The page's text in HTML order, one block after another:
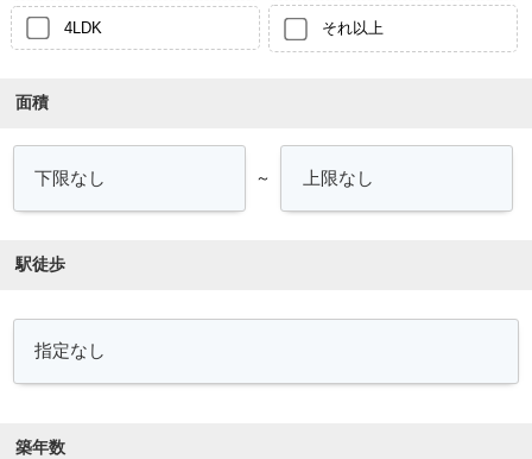
4LDK それ以上
面積
～
駅徒歩
築年数